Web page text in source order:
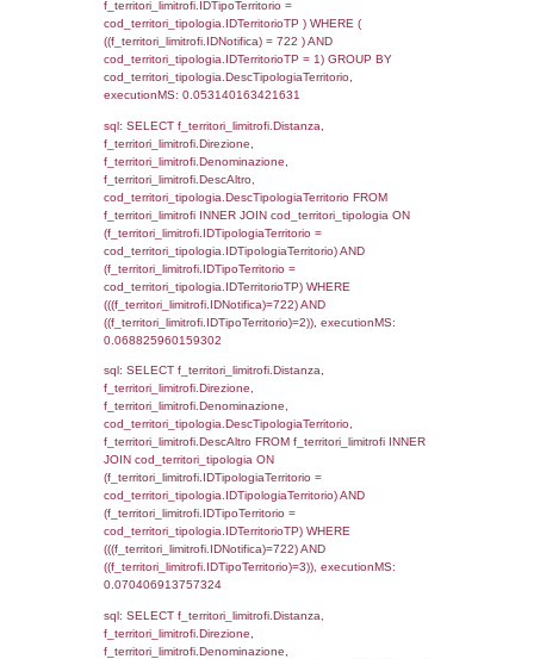
sql: SELECT a2p.Cognome, a2p.Nome
a2_ruolipersonale a2rp INNER JOIN
a2rp.IDPersonale = a2p.IDPersonale
(((a2p.IDNotifica)=722) AND
executionMS: 0.0032339096069336
sql: SELECT a2p.Cognome, a2p.Nome
a2_ruolipersonale a2rp INNER JOIN
a2rp.IDPersonale = a2p.IDPersonale
(((a2p.IDNotifica)=722) AND
executionMS: 0.0024950504302979
sql: SELECT Cognome, Nome FROM
reg_a2_ruolipersonale.IDPersonale =
reg_a2_personale.IDPersonale WHERE
executionMS: 0.0011119842529297
sql: SELECT cod_ipa_aoo.des_amm,
d1_controlli.UntAmmTerr,
d1_controlli.Regione, d1_controlli.Provincia,
d1_controlli.Comune, d1_controlli.Via,
d1_controlli.Email, d1_controlli.Pec FROM